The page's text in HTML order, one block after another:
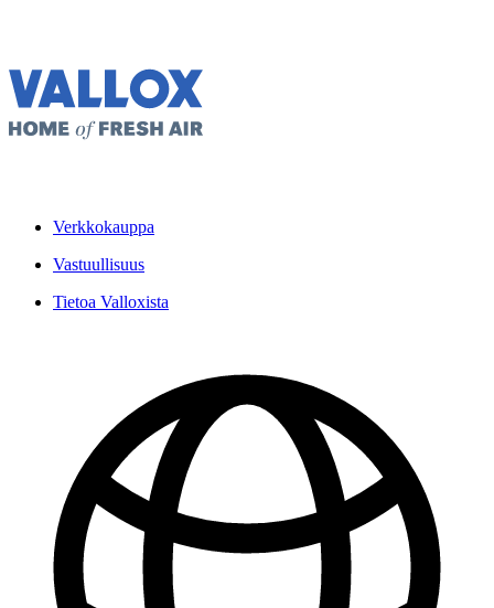
Verkkokauppa
Vastuullisuus
Tietoa Valloxista